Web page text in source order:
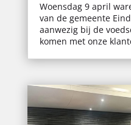
Woensdag 9 april
van de gemeente
aanwezig bij de
komen met onze